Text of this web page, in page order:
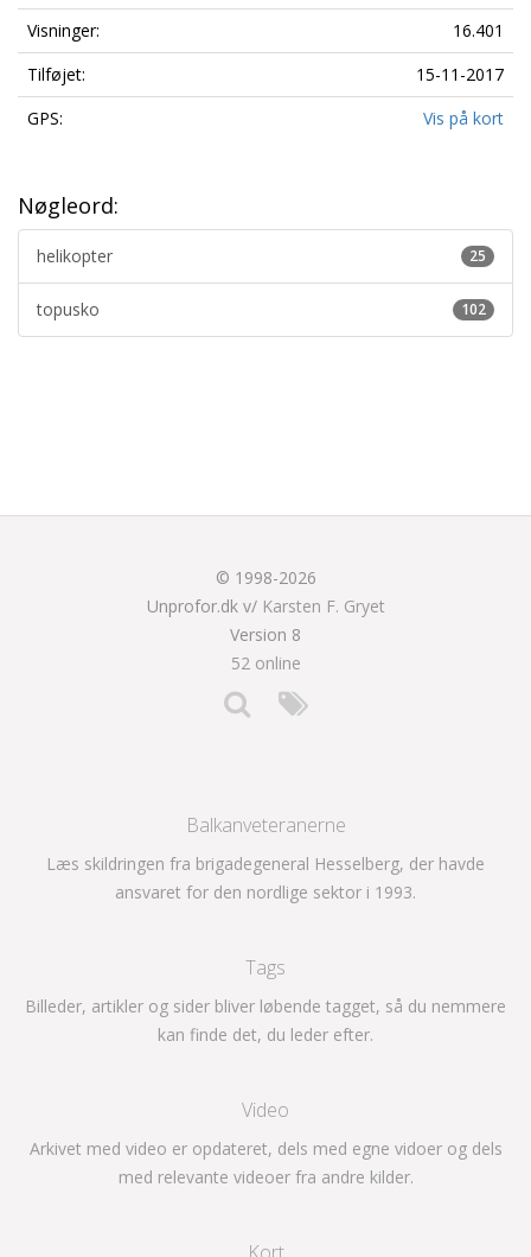
Visninger:
16.401
Tilføjet:
15-11-2017
GPS:
Vis på kort
Nøgleord:
25
helikopter
102
topusko
© 1998-2026
Unprofor.dk v/ Karsten F. Gryet
Version 8
52 online
Balkanveteranerne
Læs skildringen fra brigadegeneral Hesselberg, der havde
ansvaret for den nordlige sektor i 1993.
Tags
Billeder, artikler og sider bliver løbende tagget, så du nemmere
kan finde det, du leder efter.
Video
Arkivet med video er opdateret, dels med egne vidoer og dels
med relevante videoer fra andre kilder.